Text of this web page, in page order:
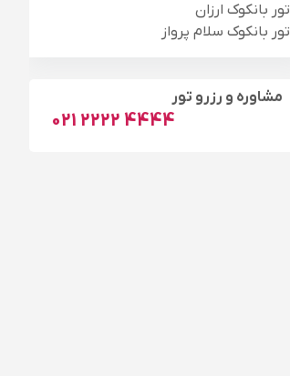
تور بانکوک ارزان
تور بانکوک سلام پرواز
مشاوره و رزرو تور
021 2222 4444